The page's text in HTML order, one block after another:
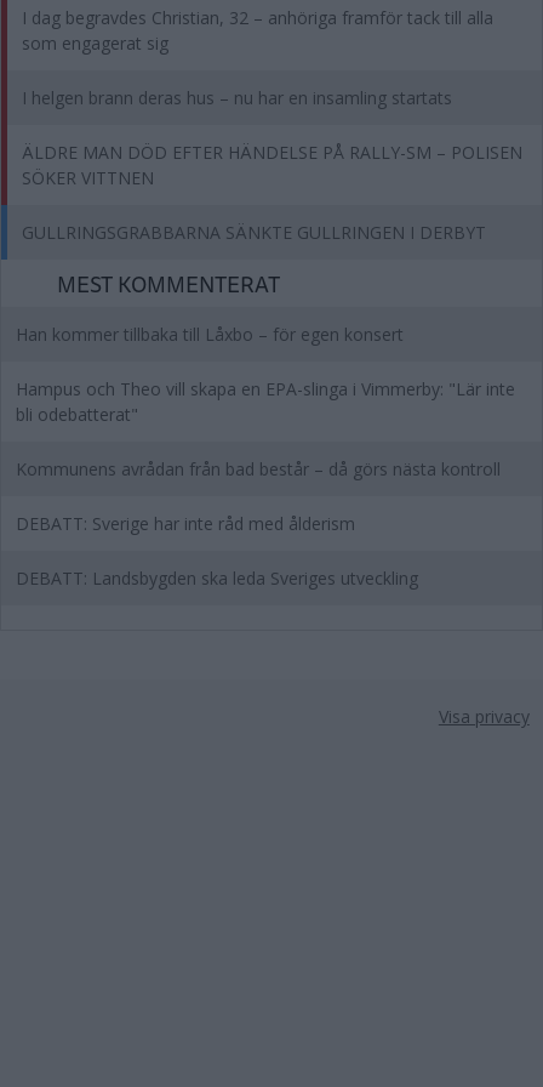
I dag begravdes Christian, 32 – anhöriga framför tack till alla
som engagerat sig
I helgen brann deras hus – nu har en insamling startats
ÄLDRE MAN DÖD EFTER HÄNDELSE PÅ RALLY-SM – POLISEN
SÖKER VITTNEN
GULLRINGSGRABBARNA SÄNKTE GULLRINGEN I DERBYT
MEST KOMMENTERAT
Han kommer tillbaka till Låxbo – för egen konsert
Hampus och Theo vill skapa en EPA-slinga i Vimmerby: "Lär inte
bli odebatterat"
Kommunens avrådan från bad består – då görs nästa kontroll
DEBATT: Sverige har inte råd med ålderism
DEBATT: Landsbygden ska leda Sveriges utveckling
Visa privacy